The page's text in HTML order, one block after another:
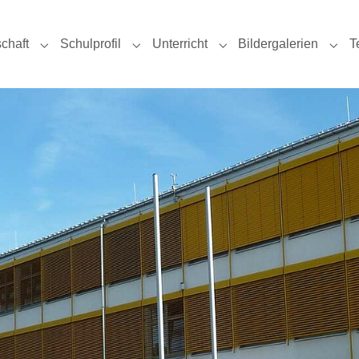
Submenu for "Schulgemeinschaft"
Schulprofil
Submenu for "Schulprofil"
Unterricht
Submenu for
Bildergalerien